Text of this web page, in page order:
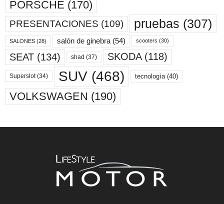
PORSCHE (170)
PRESENTACIONES (109) pruebas (307)
SALONES (28) salón de ginebra (54) scooters (30)
SEAT (134) shad (37) SKODA(118)
Superslot(34) SUV (468) tecnología (40)
VOLKSWAGEN (190)